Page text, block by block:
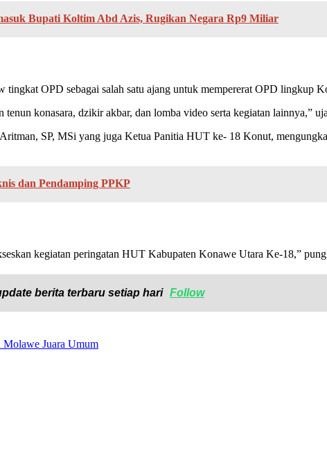
Bupati Koltim Abd Azis, Rugikan Negara Rp9 Miliar
tingkat OPD sebagai salah satu ajang untuk mempererat OPD lingkup
konasara, dzikir akbar, dan lomba video serta kegiatan lainnya,”
SP, MSi yang juga Ketua Panitia HUT ke- 18 Konut,
dan Pendamping PPKP
kegiatan peringatan HUT Kabupaten Konawe Utara Ke-18,”
berita terbaru setiap hari Follow
Juara Umum